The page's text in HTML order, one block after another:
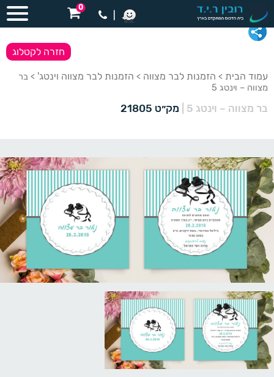
0
עמוד הבית > הזמנות לבר מצווה > הזמנות לבר מצווה וינטג' > בר
מצווה – וינטג 5
בר מצווה – וינטג 5 מק״ט 21805
חזרה לקטלוג